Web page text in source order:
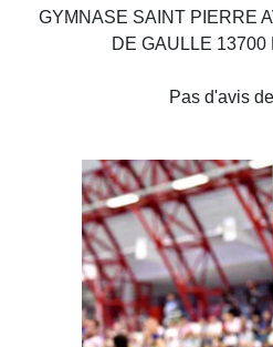
GYMNASE SAINT PIERRE
DE GAULLE 13700
Pas d'avis